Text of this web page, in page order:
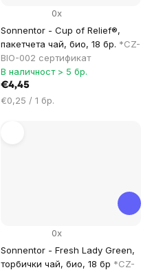
Sonnentor - Cup of Relief®,
пакетчета чай, био, 18 бр. *CZ-
BIO-002 сертификат
0x
В наличност > 5 бр.
€4,45
Цена
€0,25 / 1 бр.
Sonnentor - Fresh Lady Green,
торбички чай, био, 18 бр *CZ-
0x